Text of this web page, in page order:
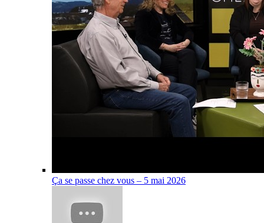
Ça se passe chez vous – 5 mai 2026